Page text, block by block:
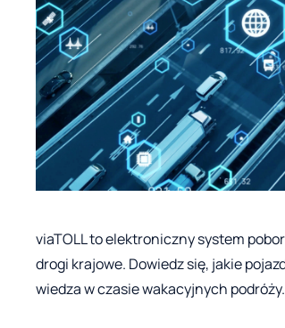
viaTOLL to elektroniczny system
drogi krajowe. Dowiedz się, jakie
wiedza w czasie wakacyjnych podróży.